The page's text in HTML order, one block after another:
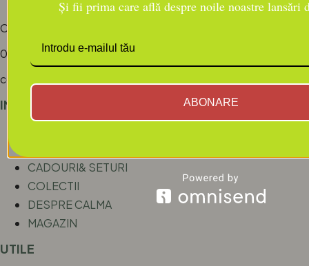
CONTACT
0742.938.574/ 0758.349.256
contact@calmabylorenatoma.ro
INFORMATII
CADOURI& SETURI
COLECTII
DESPRE CALMA
MAGAZIN
UTILE
Și fii prima care află despre noile noastre lansări
ABONARE